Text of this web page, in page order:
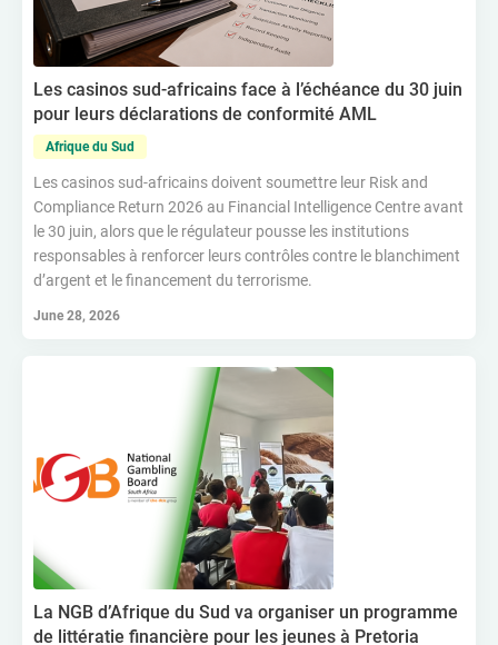
Les casinos sud-africains face à l’échéance du 30 juin
pour leurs déclarations de conformité AML
Afrique du Sud
Les casinos sud-africains doivent soumettre leur Risk and
Compliance Return 2026 au Financial Intelligence Centre avant
le 30 juin, alors que le régulateur pousse les institutions
responsables à renforcer leurs contrôles contre le blanchiment
d’argent et le financement du terrorisme.
June 28, 2026
La NGB d’Afrique du Sud va organiser un programme
de littératie financière pour les jeunes à Pretoria